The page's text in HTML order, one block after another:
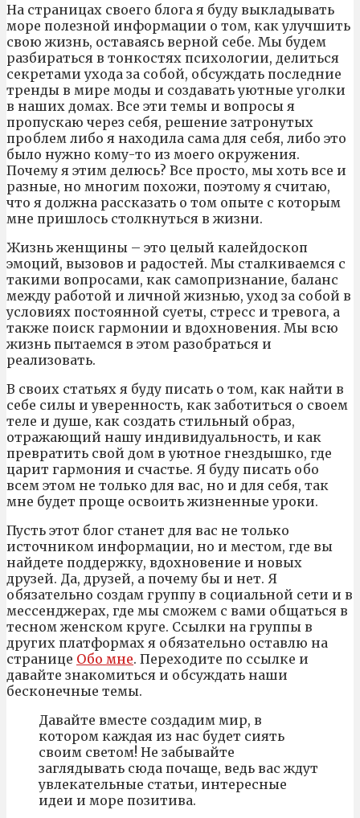
На страницах своего блога я буду выкладывать
море полезной информации о том, как улучшить
свою жизнь, оставаясь верной себе. Мы будем
разбираться в тонкостях психологии, делиться
секретами ухода за собой, обсуждать последние
тренды в мире моды и создавать уютные уголки
в наших домах. Все эти темы и вопросы я
пропускаю через себя, решение затронутых
проблем либо я находила сама для себя, либо это
было нужно кому-то из моего окружения.
Почему я этим делюсь? Все просто, мы хоть все и
разные, но многим похожи, поэтому я считаю,
что я должна рассказать о том опыте с которым
мне пришлось столкнуться в жизни.
Жизнь женщины – это целый калейдоскоп
эмоций, вызовов и радостей. Мы сталкиваемся с
такими вопросами, как самопризнание, баланс
между работой и личной жизнью, уход за собой в
условиях постоянной суеты, стресс и тревога, а
также поиск гармонии и вдохновения. Мы всю
жизнь пытаемся в этом разобраться и
реализовать.
В своих статьях я буду писать о том, как найти в
себе силы и уверенность, как заботиться о своем
теле и душе, как создать стильный образ,
отражающий нашу индивидуальность, и как
превратить свой дом в уютное гнездышко, где
царит гармония и счастье. Я буду писать обо
всем этом не только для вас, но и для себя, так
мне будет проще освоить жизненные уроки.
Пусть этот блог станет для вас не только
источником информации, но и местом, где вы
найдете поддержку, вдохновение и новых
друзей. Да, друзей, а почему бы и нет. Я
обязательно создам группу в социальной сети и в
мессенджерах, где мы сможем с вами общаться в
тесном женском круге. Ссылки на группы в
других платформах я обязательно оставлю на
странице Обо мне. Переходите по ссылке и
давайте знакомиться и обсуждать наши
бесконечные темы.
Давайте вместе создадим мир, в
котором каждая из нас будет сиять
своим светом! Не забывайте
заглядывать сюда почаще, ведь вас ждут
увлекательные статьи, интересные
идеи и море позитива.